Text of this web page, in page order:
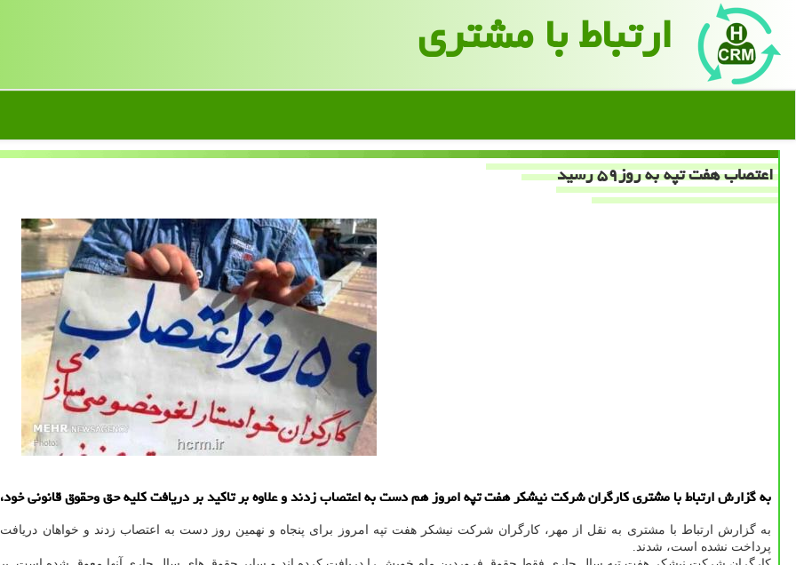
ارتباط با مشتری
اعتصاب هفت تپه به روز۵۹ رسید
به گزارش ارتباط با مشتری كارگران شركت نیشكر هفت تپه امروز هم دست به اعتصاب زدند و علاوه بر تاكید بر دریافت كلیه حق وحقوق قانونی
به گزارش ارتباط با مشتری به نقل از مهر، کارگران شرکت نیشکر هفت تپه امروز برای پنجاه و نهمین روز دست به اعتصاب زدند و خواهان
پرداخت نشده است، شدند.